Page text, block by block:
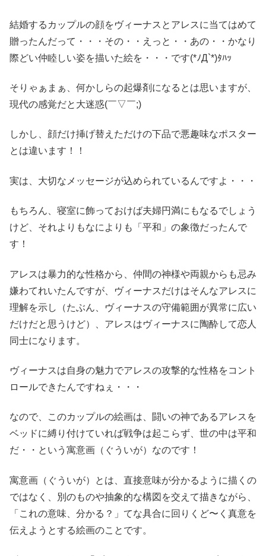
結婚するカップルの顔をヴィーナスとアレスに当てはめて
贈ったんだって・・・その・・えっと・・あの・・かなり
際どい仲睦しい姿を描いた絵を・・・です(*ﾉД`*)ﾀﾊｯ
そりゃぁまぁ、何かしらの起爆剤になるとは思いますが、
現代の感覚だと大迷惑(￣▽￣;)
しかし、顔だけ挿げ替えただけの下品で悪趣味なポスター
とは違います！！
実は、大切なメッセージが込められているんですよ・・・
もちろん、寝室に飾っておけば夫婦円満にもなるでしょう
けど、それよりもなによりも「平和」の象徴だったんで
す！
アレスは暴力的な性格から、仲間の神様や両親からも忌み
嫌わてれいたんですが、ヴィーナスだけはそんなアレスに
理解を示し（たぶん、ヴィーナスの守備範囲が異常に広い
だけだと思うけど）、アレスはヴィーナスに陶酔して恋人
同士になります。
ヴィーナスは自身の魅力でアレスの攻撃的な性格をコント
ロールできたんですねぇ・・・
なので、このカップルの絵画は、闘いの神であるアレスを
ベッドに縛り付けていれば戦争は起こらず、世の中は平和
だ・・という寓意画（ぐういが）なのです！
寓意画（ぐういが）とは、直接意味が分かるように描くの
ではなく、別のものや抽象的な構図を交えて描きながら、
「これの意味、分かる？」てな具合に回りくど〜く真意を
伝えようとする絵画のことです。